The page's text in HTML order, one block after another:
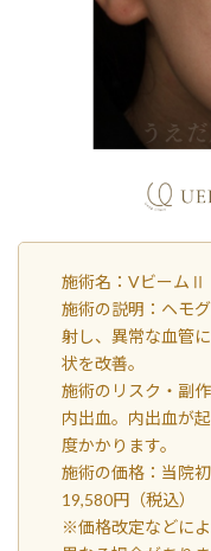
施術名：VビームⅡ
施術の説明：ヘモ
射し、異常な血管
状を改善。
施術のリスク・副
内出血。内出血が
度かかります。
施術の価格：当院
19,580円（税込）
※価格改定などに